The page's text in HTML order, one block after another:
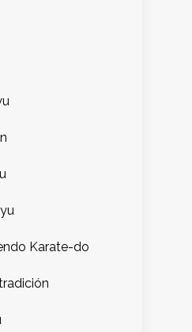
Karate-do